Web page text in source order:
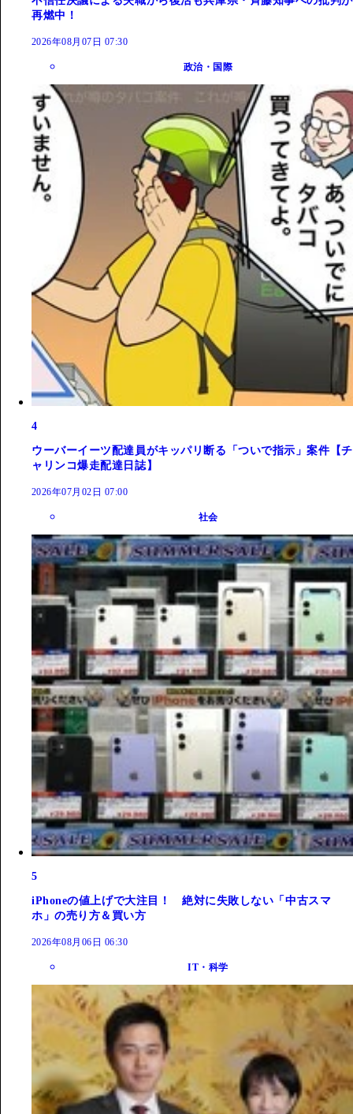
再燃中！
2026年08月07日 07:30
政治・国際
4
ウーバーイーツ配達員がキッパリ断る「ついで指示」案件【チ
ャリンコ爆走配達日誌】
2026年07月02日 07:00
社会
5
iPhoneの値上げで大注目！ 絶対に失敗しない「中古スマ
ホ」の売り方＆買い方
2026年08月06日 06:30
IT・科学